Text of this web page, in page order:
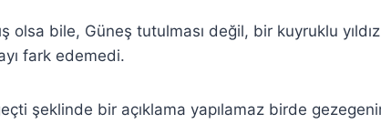
olsa bile, Güneş tutulması değil, bir kuyruklu
fark edemedi.
şeklinde bir açıklama yapılamaz birde